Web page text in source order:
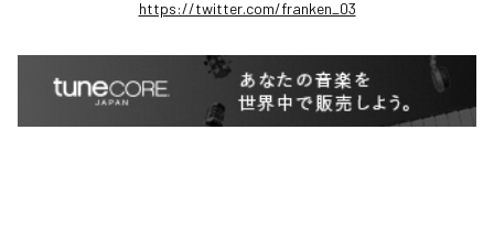
https://twitter.com/franken_03